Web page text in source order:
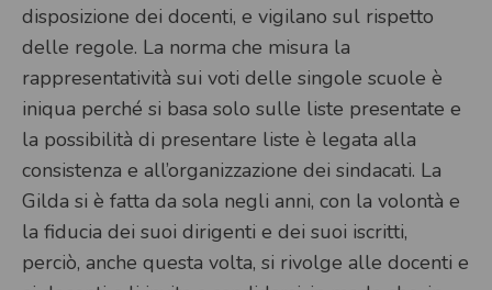
disposizione dei docenti, e vigilano sul rispetto
delle regole. La norma che misura la
rappresentatività sui voti delle singole scuole è
iniqua perché si basa solo sulle liste presentate e
la possibilità di presentare liste è legata alla
consistenza e all’organizzazione dei sindacati. La
Gilda si è fatta da sola negli anni, con la volontà e
la fiducia dei suoi dirigenti e dei suoi iscritti,
perciò, anche questa volta, si rivolge alle docenti e